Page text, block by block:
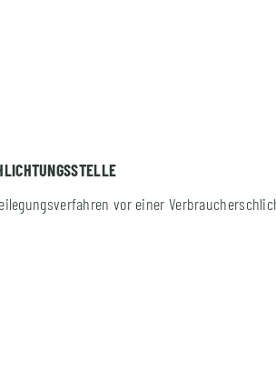
vor einer